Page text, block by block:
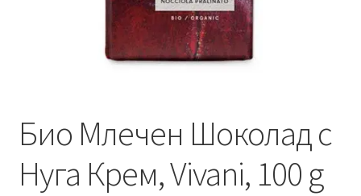
Био Млечен Шоколад с
Нуга Крем, Vivani, 100 g